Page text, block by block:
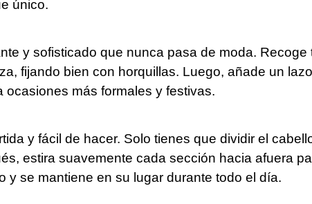
único.
y sofisticado que nunca pasa de moda.
fijando bien con horquillas. Luego, añade un
más formales y festivas.
y fácil de hacer. Solo tienes que dividir el
estira suavemente cada sección hacia afuera
y se mantiene en su lugar durante todo el día.